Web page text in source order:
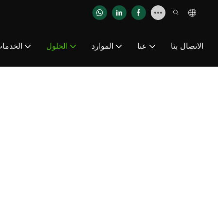
الحلول الموارد عنا الاتصال بنا